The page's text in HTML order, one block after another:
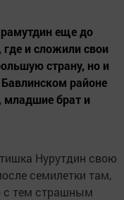
еще до
и сложили свои
страну, но и
районе
младшие брат и
Нурутдин свою
семилетки там,
с тем страшным